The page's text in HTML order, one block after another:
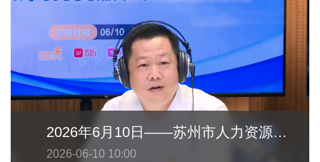
2026年6月10日——苏州市人力资源和社会保障局
2026-06-10 10:00